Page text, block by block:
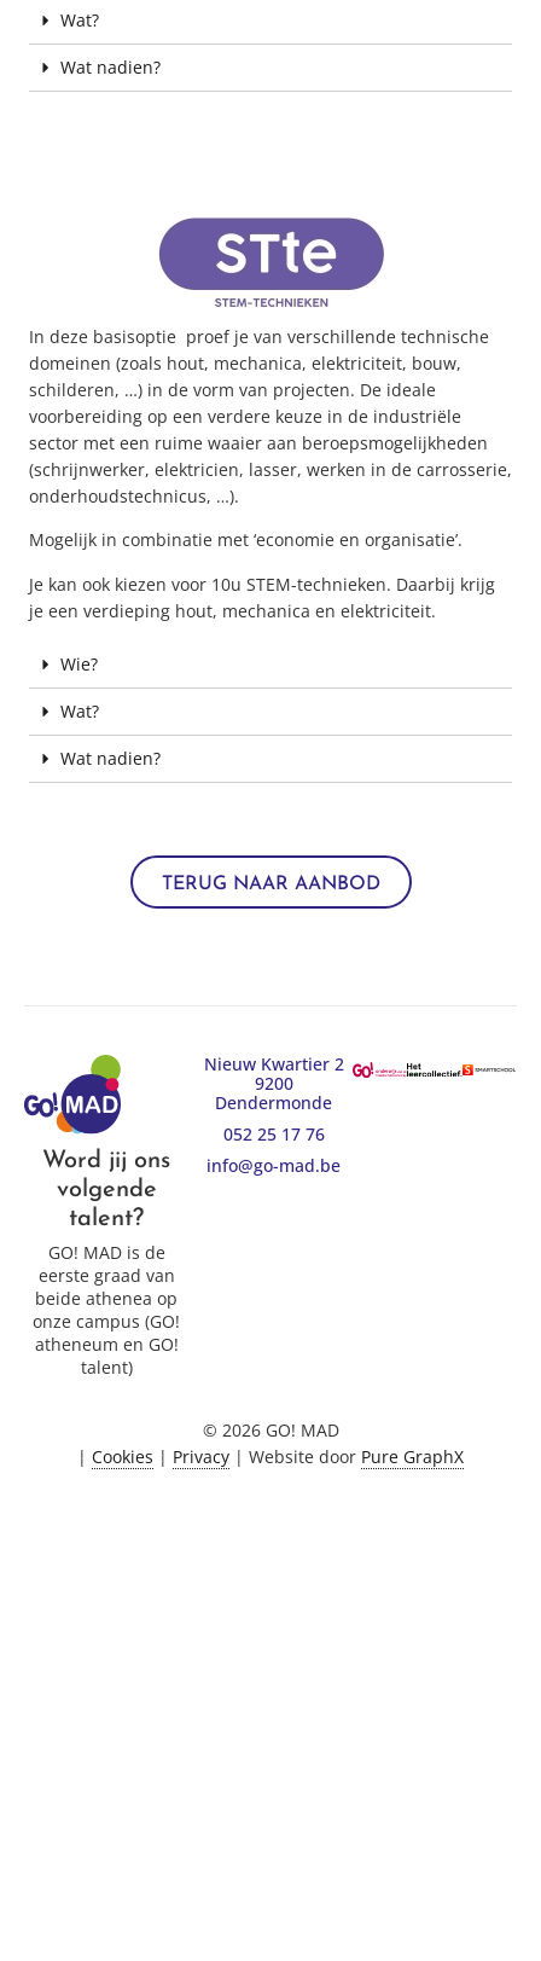
Wat?
Wat nadien?
In deze basisoptie proef je van verschillende technische
domeinen (zoals hout, mechanica, elektriciteit, bouw,
schilderen, …) in de vorm van projecten. De ideale
voorbereiding op een verdere keuze in de industriële
sector met een ruime waaier aan beroepsmogelijkheden
(schrijnwerker, elektricien, lasser, werken in de carrosserie,
onderhoudstechnicus, …).
Mogelijk in combinatie met ‘economie en organisatie’.
Je kan ook kiezen voor 10u STEM-technieken. Daarbij krijg
je een verdieping hout, mechanica en elektriciteit.
Wie?
Wat?
Wat nadien?
TERUG NAAR AANBOD
Word jij ons
volgende
talent?
GO! MAD is de
eerste graad van
beide athenea op
onze campus (GO!
atheneum en GO!
talent)
Nieuw Kwartier 2
9200
Dendermonde
052 25 17 76
info@go-mad.be
© 2026 GO! MAD
| Cookies | Privacy | Website door Pure GraphX